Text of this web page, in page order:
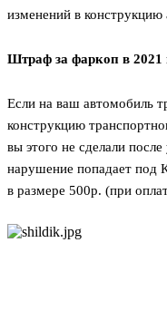
изменений в конструкцию
Штраф за фаркоп в 2021
Если на ваш автомобиль
конструкцию
вы этого не сделали
нарушение попадает под
в размере 500р. (при